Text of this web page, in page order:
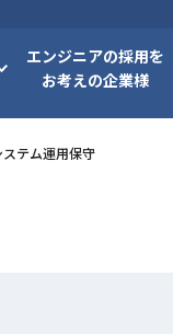
エンジニアの採用を
お考えの企業様
テム運用保守